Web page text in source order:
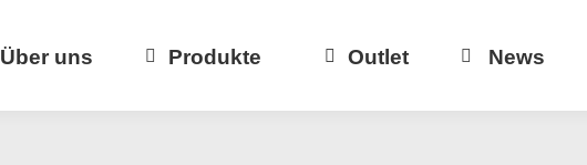
Über uns Produkte Outlet News